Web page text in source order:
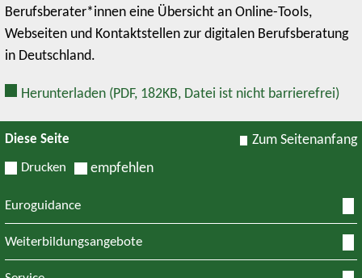
Berufsberater*innen eine Übersicht an Online-Tools,
Webseiten und Kontaktstellen zur digitalen Berufsberatung
in Deutschland.
Herunterladen (PDF, 182KB, Datei ist nicht barrierefrei)
Diese Seite
Drucken empfehlen
Zum Seitenanfang
Euroguidance
Weiterbildungsangebote